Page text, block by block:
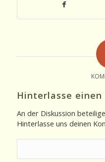
Hinterlasse
An der Diskussion
Hinterlasse uns deinen